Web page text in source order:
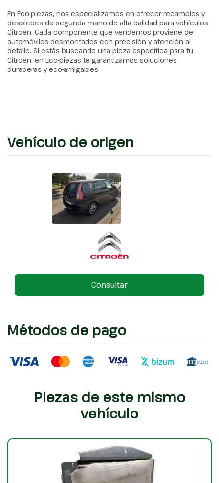
En Eco-piezas, nos especializamos en ofrecer recambios y
despieces de segunda mano de alta calidad para vehículos
Citroën. Cada componente que vendemos proviene de
automóviles desmontados con precisión y atención al
detalle. Si estás buscando una pieza específica para tu
Citroën, en Eco-piezas te garantizamos soluciones
duraderas y eco-amigables.
Vehículo de origen
Consultar
Métodos de pago
Piezas de este mismo
vehículo